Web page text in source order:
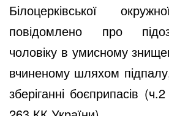
Білоцерківської
повідомлено про
чоловіку в умисному
вчиненому шляхом
зберіганні боєприпасів (